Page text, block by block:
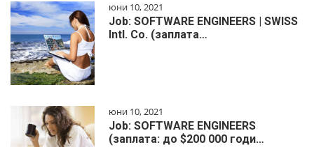
юни 10, 2021
Job: SOFTWARE ENGINEERS | SWISS
Intl. Co. (заплата…
юни 10, 2021
Job: SOFTWARE ENGINEERS
(заплата: до $200 000 годи…